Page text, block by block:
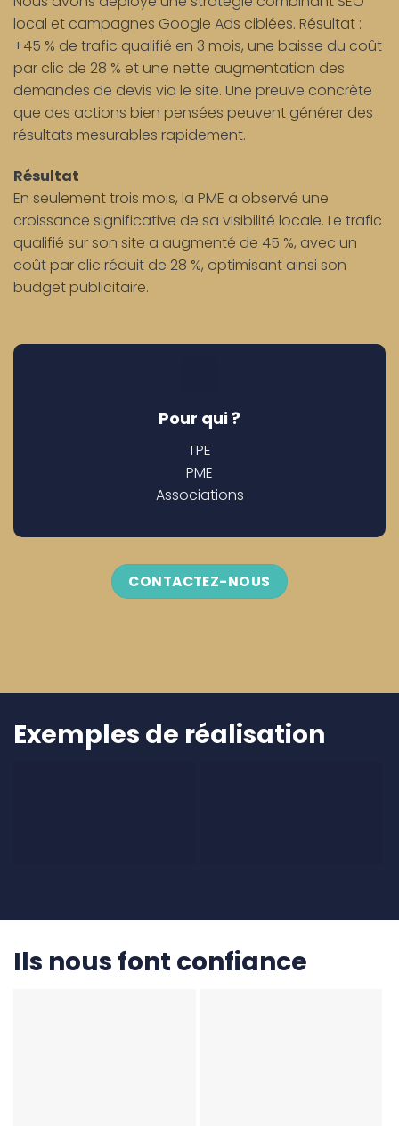
local et campagnes Google Ads ciblées. Résultat :
+45 % de trafic qualifié en 3 mois, une baisse du coût
par clic de 28 % et une nette augmentation des
demandes de devis via le site. Une preuve concrète
que des actions bien pensées peuvent générer des
résultats mesurables rapidement.
Résultat
En seulement trois mois, la PME a observé une
croissance significative de sa visibilité locale. Le trafic
qualifié sur son site a augmenté de 45 %, avec un
coût par clic réduit de 28 %, optimisant ainsi son
budget publicitaire.
Pour qui ?
TPE
PME
Associations
CONTACTEZ-NOUS
Exemples de réalisation
Ils nous font confiance